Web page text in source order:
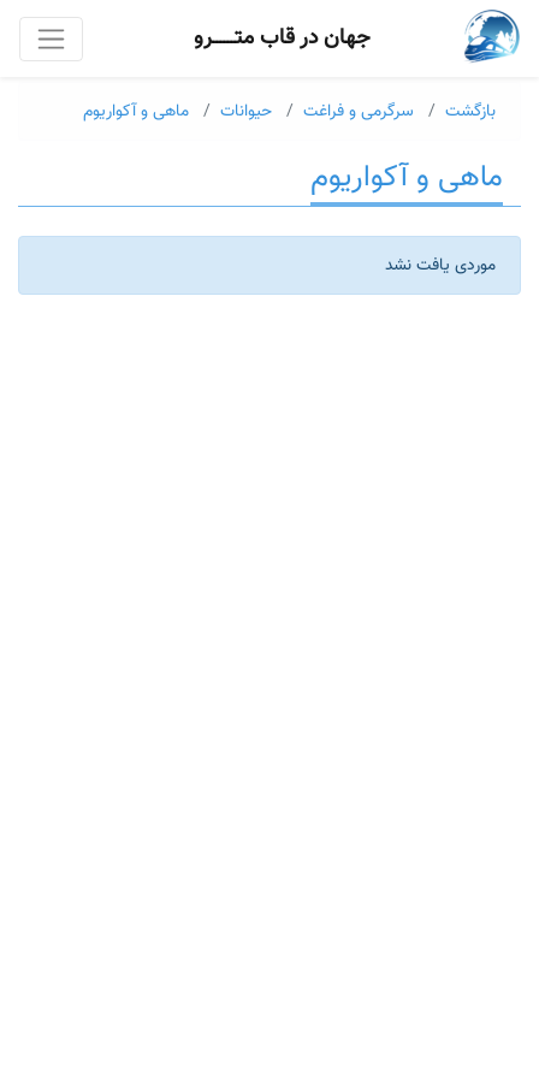
جهان در قاب متــــــرو
بازگشت سرگرمی و فراغت حیوانات ماهی و آکواریوم
ماهی و آکواریوم
موردی یافت نشد